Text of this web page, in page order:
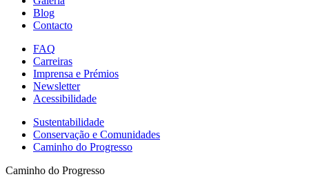
Blog
Contacto
Secondary
Menu
FAQ
Carreiras
Imprensa e Prémios
Newsletter
Acessibilidade
Sustentabilidade
Conservação e Comunidades
Caminho do Progresso
Caminho do Progresso